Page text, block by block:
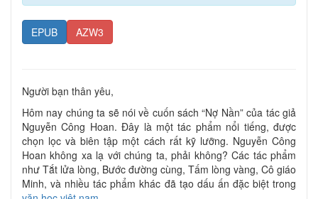
EPUB AZW3
Người bạn thân yêu,
Hôm nay chúng ta sẽ nói về cuốn sách “Nợ Nần” của tác giả
Nguyễn Công Hoan. Đây là một tác phẩm nổi tiếng, được
chọn lọc và biên tập một cách rất kỹ lưỡng. Nguyễn Công
Hoan không xa lạ với chúng ta, phải không? Các tác phẩm
như Tắt lửa lòng, Bước đường cùng, Tấm lòng vàng, Cô giáo
Minh, và nhiều tác phẩm khác đã tạo dấu ấn đặc biệt trong